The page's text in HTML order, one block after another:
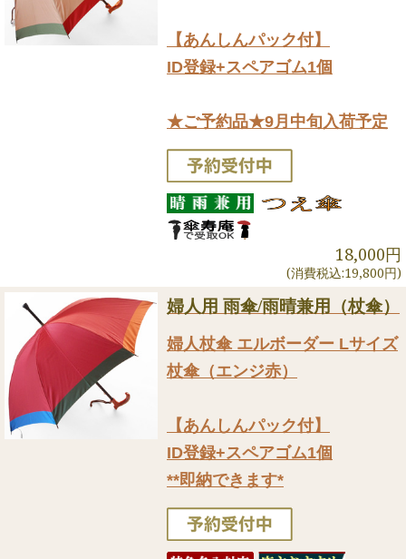
【あんしんパック付】
ID登録+スペアゴム1個
★ご予約品★9月中旬入荷予定
18,000円
(消費税込:19,800円)
婦人用 雨傘/雨晴兼用（杖傘）
婦人杖傘 エルボーダー Lサイズ
杖傘（エンジ赤）
【あんしんパック付】
ID登録+スペアゴム1個
**即納できます*